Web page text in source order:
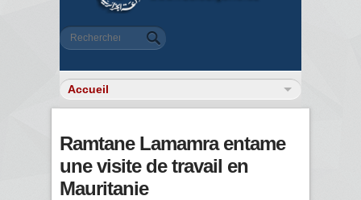
Formulaire de recherche
Rechercher
Ramtane Lamamra entame
une visite de travail en
Mauritanie